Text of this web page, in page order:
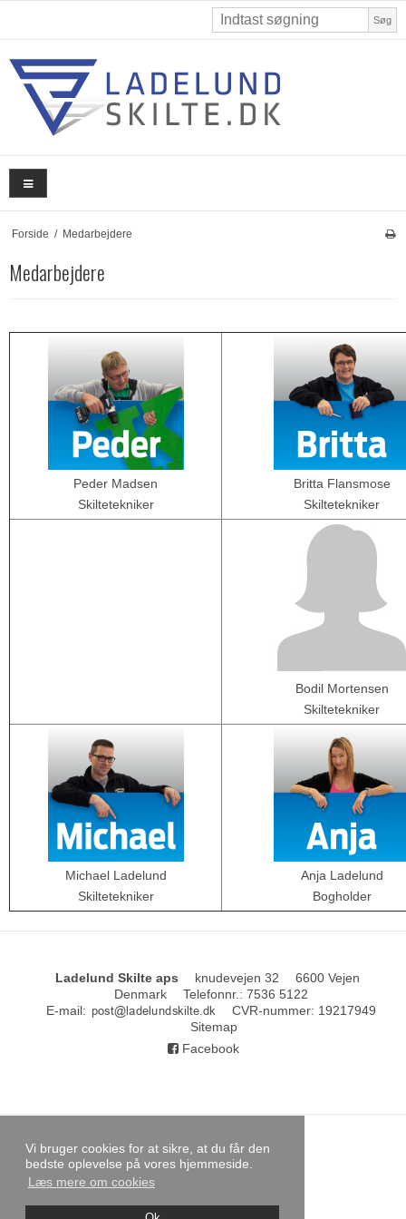
Vi bruger cookies for at sikre, at du får den
bedste oplevelse på vores hjemmeside.
Læs mere om cookies
Søg
Forside / Medarbejdere
Medarbejdere
Peder Madsen
Skiltetekniker
Britta Flansmose
Skiltetekniker
Bodil Mortensen
Skiltetekniker
Michael Ladelund
Skiltetekniker
Anja Ladelund
Bogholder
Ladelund Skilte aps knudevejen 32
6600 Vejen
Denmark
Telefonnr. : 7536 5122
E-mail: CVR-nummer: 19217949
Sitemap
Facebook